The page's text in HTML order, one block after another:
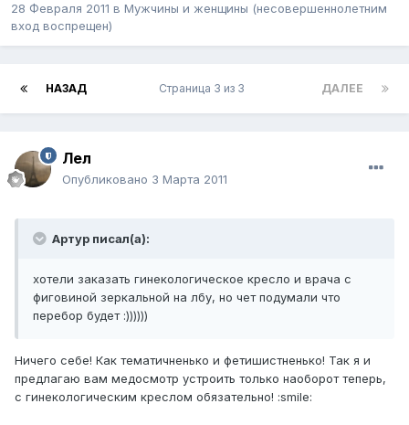
28 Февраля 2011 в Мужчины и женщины (несовершеннолетним
вход воспрещен)
НАЗАД ДАЛЕЕ
Страница 3 из 3
Лел
Опубликовано 3 Марта 2011
Артур писал(а):
хотели заказать гинекологическое кресло и врача с
фиговиной зеркальной на лбу, но чет подумали что
перебор будет :))))))
Ничего себе! Как тематичненько и фетишистненько! Так я и
предлагаю вам медосмотр устроить только наоборот теперь,
с гинекологическим креслом обязательно! :smile: